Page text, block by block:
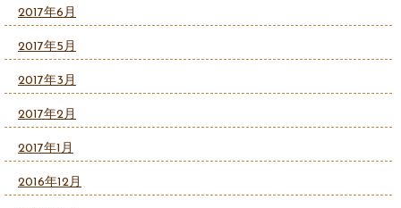
2017年6月
2017年5月
2017年3月
2017年2月
2017年1月
2016年12月